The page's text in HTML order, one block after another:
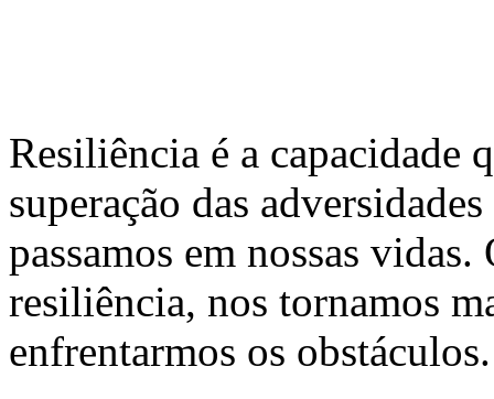
Resiliência é a capacidade
superação das
passamos em nossas
resiliência, nos tornamos
enfrentarmos os obstáculos.